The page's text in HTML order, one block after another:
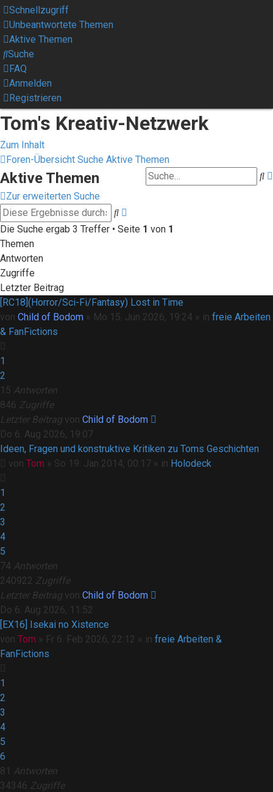
Schnellzugriff
Unbeantwortete Themen
Aktive Themen
Suche
FAQ
Anmelden
Registrieren
Tom's Kreativ-Netzwerk
Zum Inhalt
Foren-Übersicht Suche Aktive Themen
Aktive Themen
Zur erweiterten Suche
Suche
Suche
Die Suche ergab 3 Treffer • Seite 1 von 1
Themen
Antworten
Zugriffe
Letzter Beitrag
[RC18](Horror/Sci-Fi/Fantasy) Lost in Time
von Child of Bodom » Mo 15. Jun 2026, 19:24 » in freie Arbeiten
& FanFictions
1
2
15 Antworten
846 Zugriffe
Letzter Beitrag von Child of Bodom
Do 6. Aug 2026, 19:07
Ideen, Fragen und konstruktive Kritiken zu Toms Geschichten
von Tom » So 19. Jan 2014, 00:17 » in Holodeck
1
2
3
4
5
74 Antworten
240922 Zugriffe
Letzter Beitrag von Child of Bodom
Do 6. Aug 2026, 11:52
[EX16] Isekai no Xistence
von Tom » Fr 6. Feb 2026, 22:12 » in freie Arbeiten &
FanFictions
1
2
3
4
5
6
81 Antworten
34346 Zugriffe